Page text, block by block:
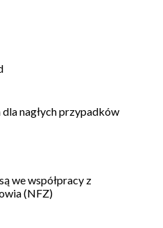
dla nagłych przypadków
we współpracy z
(NFZ)